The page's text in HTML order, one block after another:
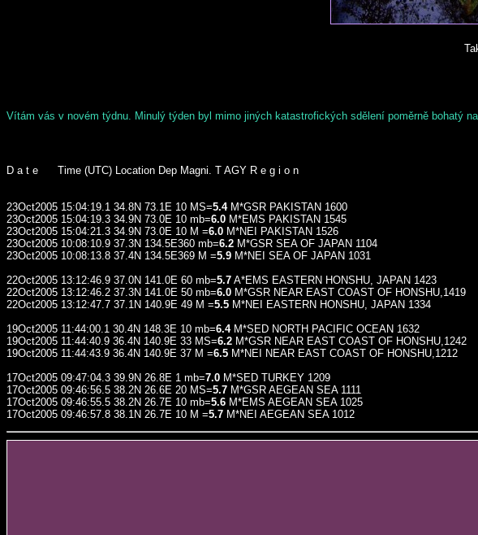
Vítám vás v novém týdnu. Minulý týden byl mimo jiných katastrofických sdělení poměrně bohatý
D a t e Time (UTC) Location Dep Magni. T AGY R e g i o n
23Oct2005 15:04:19.1 34.8N 73.1E 10 MS=5.4M*GSR PAKISTAN 1600
23Oct2005 15:04:19.3 34.9N 73.0E 10 mb=6.0 M*EMS PAKISTAN 1545
23Oct2005 15:04:21.3 34.9N 73.0E 10 M =6.0 M*NEI PAKISTAN 1526
23Oct2005 10:08:10.9 37.3N 134.5E360 mb=6.2 M*GSR SEA OF JAPAN 1104
23Oct2005 10:08:13.8 37.4N 134.5E369 M =5.9 M*NEI SEA OF JAPAN 1031
22Oct2005 13:12:46.9 37.0N 141.0E 60 mb=5.7 A*EMS EASTERN HONSHU, JAPAN 1423
22Oct2005 13:12:46.2 37.3N 141.0E 50 mb=6.0 M*GSR NEAR EAST COAST OF HONSHU,1419
22Oct2005 13:12:47.7 37.1N 140.9E 49 M =5.5 M*NEI EASTERN HONSHU, JAPAN 1334
19Oct2005 11:44:00.1 30.4N 148.3E 10 mb=6.4M*SED NORTH PACIFIC OCEAN 1632
19Oct2005 11:44:40.9 36.4N 140.9E 33 MS=6.2 M*GSR NEAR EAST COAST OF HONSHU,1242
19Oct2005 11:44:43.9 36.4N 140.9E 37 M =6.5 M*NEI NEAR EAST COAST OF HONSHU,1212
17Oct2005 09:47:04.3 39.9N 26.8E 1 mb=7.0 M*SED TURKEY 1209
17Oct2005 09:46:56.5 38.2N 26.6E 20 MS=5.7 M*GSR AEGEAN SEA 1111
17Oct2005 09:46:55.5 38.2N 26.7E 10 mb=5.6 M*EMS AEGEAN SEA 1025
17Oct2005 09:46:57.8 38.1N 26.7E 10 M =5.7 M*NEI AEGEAN SEA 1012